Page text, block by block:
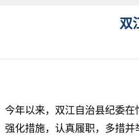
双
今年以来，双江自治县纪委
强化措施，认真履职，多措并